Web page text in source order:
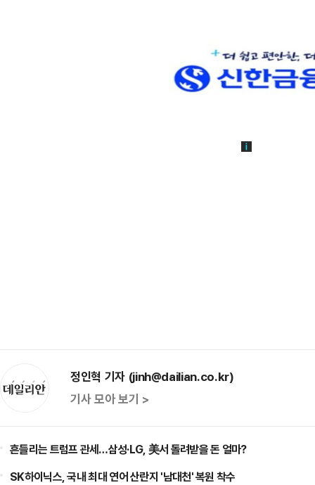
정인혁 기자 (jinh@dailian.co.kr)
기사 모아 보기 >
흔들리는 트럼프 관세…삼성·LG, 美서 돌려받을 돈 얼마?
SK하이닉스, 국내 최대 연어 산란지 '남대천' 복원 착수